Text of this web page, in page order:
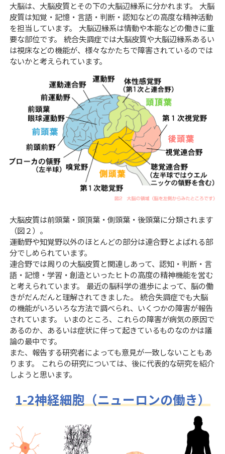
大脳は、大脳皮質とその下の大脳辺縁系に分かれます。 大脳
皮質は知覚・記憶・言語・判断・認知などの高度な精神活動
を担当しています。 大脳辺縁系は情動や本能などの働きに重
要な部位です。 統合失調症では大脳皮質や大脳辺縁系あるい
は視床などの機能が、様々なかたちで障害されているのでは
ないかと考えられています。
大脳皮質は前頭葉・頭頂葉・側頭葉・後頭葉に分類されます
（図２）。
運動野や知覚野以外のほとんどの部分は連合野とよばれる部
分でしめられています。
連合野では周りの大脳皮質と関連しあって、認知・判断・言
語・記憶・学習・創造といったヒトの高度の精神機能を営む
と考えられています。 最近の脳科学の進歩によって、脳の働
きがだんだんと理解されてきました。 統合失調症でも大脳
の機能がいろいろな方法で調べられ、いくつかの障害が報告
されています。 いまのところ、これらの障害が病気の原因で
あるのか、あるいは症状に伴って起きているものなのかは議
論の最中です。
また、報告する研究者によっても意見が一致しないこともあ
ります。 これらの研究については、後に代表的な研究を紹介
しようと思います。
1-2神経細胞（ニューロンの働き）